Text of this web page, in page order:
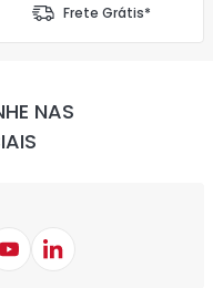
Frete Grátis*
NAS